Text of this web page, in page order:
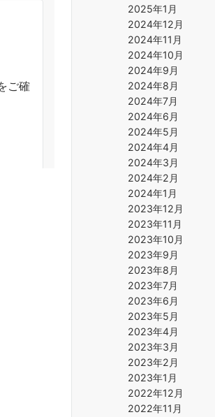
2025年1月
2024年12月
2024年11月
2024年10月
2024年9月
2024年8月
2024年7月
2024年6月
2024年5月
2024年4月
2024年3月
2024年2月
2024年1月
2023年12月
2023年11月
2023年10月
2023年9月
2023年8月
2023年7月
2023年6月
2023年5月
2023年4月
2023年3月
2023年2月
2023年1月
2022年12月
2022年11月